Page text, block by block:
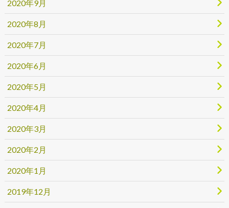
2020年9月
2020年8月
2020年7月
2020年6月
2020年5月
2020年4月
2020年3月
2020年2月
2020年1月
2019年12月